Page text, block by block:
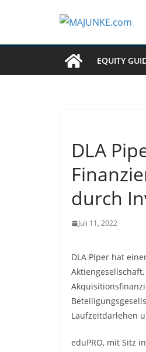
EQUITY
DLA
durch
Juli 11, 2022
DLA Piper hat
Laufzeitdarlehen
eduPRO, mit Sitz